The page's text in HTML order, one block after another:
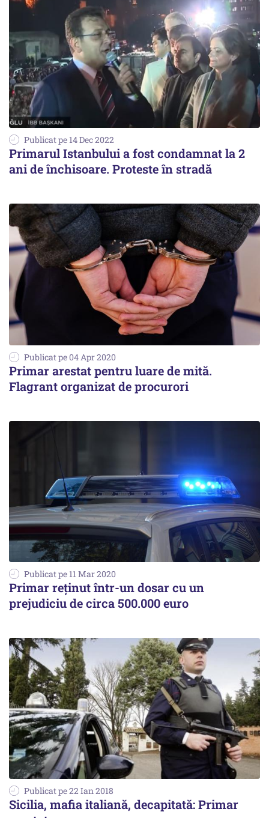
Publicat pe 14 Dec 2022
Primarul Istanbului a fost condamnat la 2
ani de închisoare. Proteste în stradă
Publicat pe 04 Apr 2020
Primar arestat pentru luare de mită.
Flagrant organizat de procurori
Publicat pe 11 Mar 2020
Primar reținut într-un dosar cu un
prejudiciu de circa 500.000 euro
Publicat pe 22 Ian 2018
Sicilia, mafia italiană, decapitată: Primar